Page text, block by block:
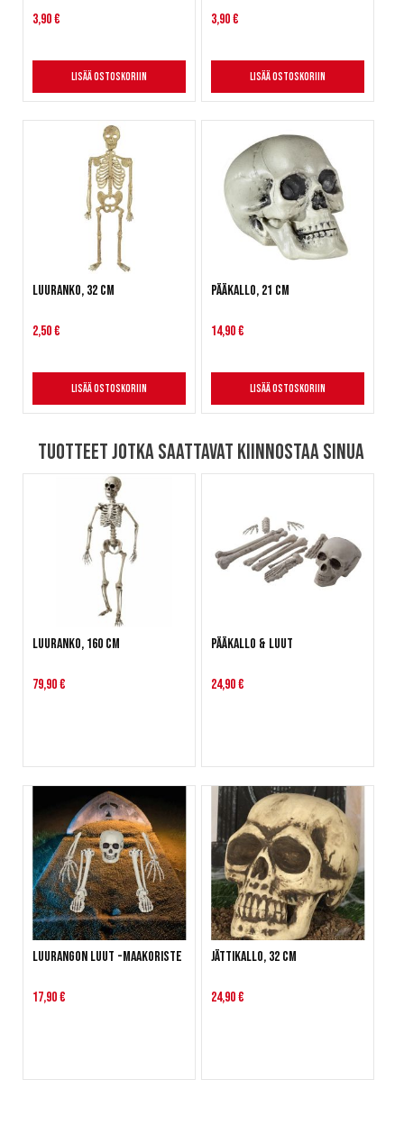
3,90 €
Lisää ostoskoriin
3,90 €
Lisää ostoskoriin
Luuranko, 32 cm
2,50 €
Lisää ostoskoriin
Pääkallo, 21 cm
14,90 €
Lisää ostoskoriin
Tuotteet jotka saattavat kiinnostaa sinua
Luuranko, 160 cm
79,90 €
Pääkallo & luut
24,90 €
Luurangon luut -maakoriste
17,90 €
Jättikallo, 32 cm
24,90 €